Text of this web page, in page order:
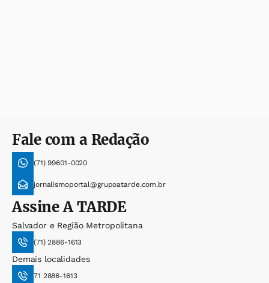
Fale com a Redação
(71) 99601-0020
jornalismoportal@grupoatarde.com.br
AssineA TARDE
Salvador e Região Metropolitana
(71) 2886-1613
Demais localidades
71 2886-1613